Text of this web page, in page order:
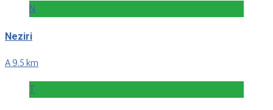
N
Neziri
A 9.5 km
T